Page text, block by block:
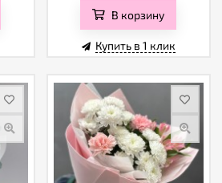
В корзину
Купить в 1 клик